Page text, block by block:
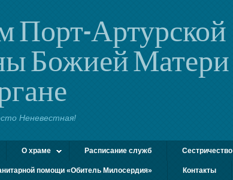
Порт-Артурской
Божией Матери
Неневестная!
О храме Расписание служб Сестричество
помощи «Обитель Милосердия» Контакты